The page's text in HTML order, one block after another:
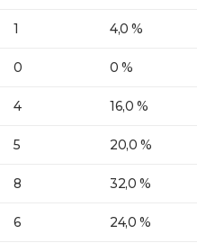
1 4,0 %
0 0 %
4 16,0 %
5 20,0 %
8 32,0 %
6 24,0 %